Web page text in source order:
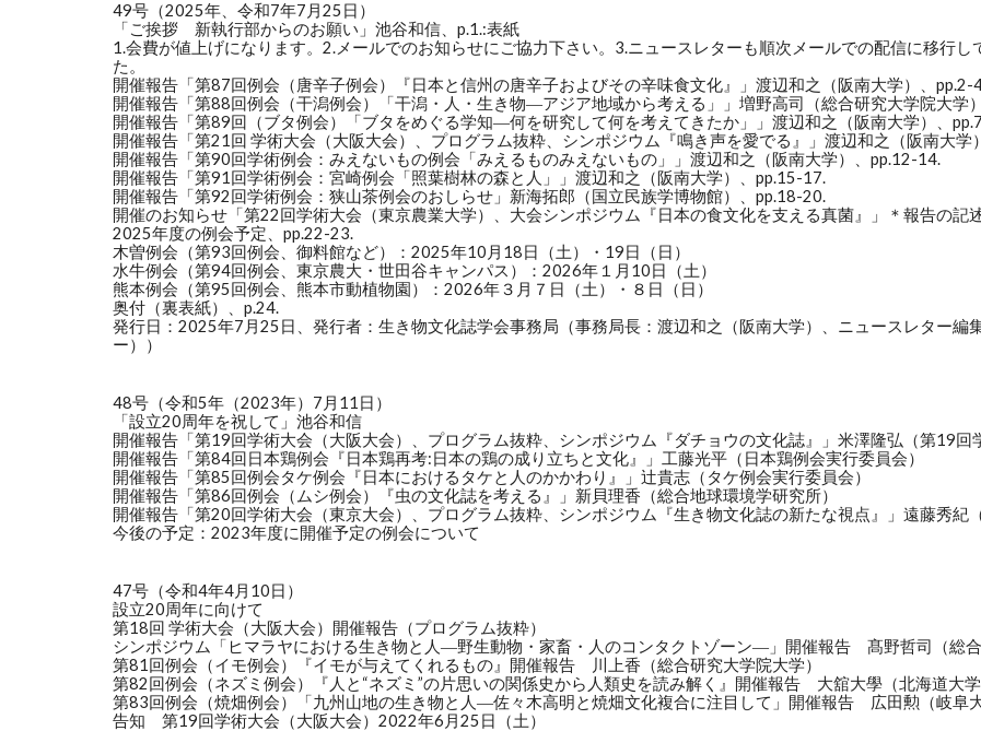
49号（2025年、令和7年7月25日）
「ご挨拶 新執行部からのお願い」池谷和信、p.1.:表紙
1.会費が値上げになります。2.メールでのお知らせにご協力下さい。3.ニュースレターも順次メールでの配信に移行
た。
開催報告「第87回例会（唐辛子例会）『日本と信州の唐辛子およびその辛味食文化』」渡辺和之（阪南大学）、pp.2-
開催報告「第88回例会（干潟例会）「干潟・人・生き物―アジア地域から考える」」増野高司（総合研究大学院大学
開催報告「第89回（ブタ例会）「ブタをめぐる学知―何を研究して何を考えてきたか」」渡辺和之（阪南大学）、
開催報告「第21回 学術大会（大阪大会）、プログラム抜粋、シンポジウム『鳴き声を愛でる』」渡辺和之（阪南大学
開催報告「第90回学術例会：みえないもの例会「みえるものみえないもの」」渡辺和之（阪南大学）、pp.12-14.
開催報告「第91回学術例会：宮崎例会「照葉樹林の森と人」」渡辺和之（阪南大学）、pp.15-17.
開催報告「第92回学術例会：狭山茶例会のおしらせ」新海拓郎（国立民族学博物館）、pp.18-20.
開催のお知らせ「第22回学術大会（東京農業大学）、大会シンポジウム『日本の食文化を支える真菌』」＊報告の記
2025年度の例会予定、pp.22-23.
木曽例会（第93回例会、御料館など）：2025年10月18日（土）・19日（日）
水牛例会（第94回例会、東京農大・世田谷キャンパス）：2026年１月10日（土）
熊本例会（第95回例会、熊本市動植物園）：2026年３月７日（土）・８日（日）
奥付（裏表紙）、p.24.
発行日：2025年7月25日、発行者：生き物文化誌学会事務局（事務局長：渡辺和之（阪南大学）、ニュースレター編
ー））
48号（令和5年（2023年）7月11日）
「設立20周年を祝して」池谷和信
開催報告「第19回学術大会（大阪大会）、プログラム抜粋、シンポジウム『ダチョウの文化誌』」米澤隆弘（第19回
開催報告「第84回日本鶏例会『日本鶏再考:日本の鶏の成り立ちと文化』」工藤光平（日本鶏例会実行委員会）
開催報告「第85回例会タケ例会『日本におけるタケと人のかかわり』」辻貴志（タケ例会実行委員会）
開催報告「第86回例会（ムシ例会）『虫の文化誌を考える』」新貝理香（総合地球環境学研究所）
開催報告「第20回学術大会（東京大会）、プログラム抜粋、シンポジウム『生き物文化誌の新たな視点』」遠藤秀紀
今後の予定：2023年度に開催予定の例会について
47号（令和4年4月10日）
設立20周年に向けて
第18回 学術大会（大阪大会）開催報告（プログラム抜粋）
シンポジウム「ヒマラヤにおける生き物と人―野生動物・家畜・人のコンタクトゾーン―」開催報告 髙野哲司（総合
第81回例会（イモ例会）『イモが与えてくれるもの』開催報告 川上香（総合研究大学院大学）
第82回例会（ネズミ例会）『人と“ネズミ”の片思いの関係史から人類史を読み解く』開催報告 大舘大學（北海道大学
第83回例会（焼畑例会）「九州山地の生き物と人―佐々木高明と焼畑文化複合に注目して」開催報告 広田勲（岐阜大
告知 第19回学術大会（大阪大会）2022年6月25日（土）